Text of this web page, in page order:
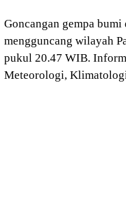
Goncangan gempa
mengguncang wilayah
pukul 20.47 WIB.
Meteorologi,